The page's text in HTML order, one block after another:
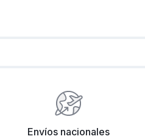
Envíos nacionales